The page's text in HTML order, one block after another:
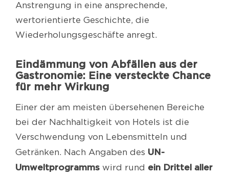
Anstrengung in eine ansprechende,
wertorientierte Geschichte, die
Wiederholungsgeschäfte anregt.
Eindämmung von Abfällen aus der
Gastronomie: Eine versteckte Chance
für mehr Wirkung
Einer der am meisten übersehenen Bereiche
bei der Nachhaltigkeit von Hotels ist die
Verschwendung von Lebensmitteln und
Getränken. Nach Angaben des UN-
Umweltprogramms wird rund ein Drittel aller